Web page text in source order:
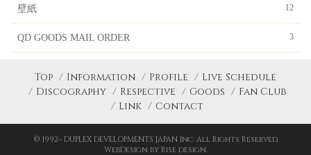
壁紙 12
QD GOODS MAIL ORDER 3
Top Information Profile
Live Schedule
Discography
Respective Goods
Fan Club
Link
Contact
© 1992~ DUPLEX DEVELOPMENTS JAPAN Inc. All Rights Reserved.
WebDesign by Rise design.